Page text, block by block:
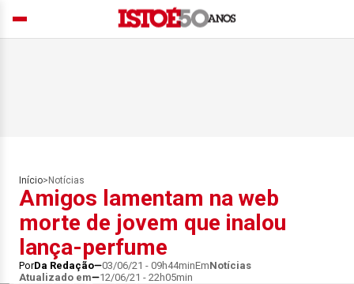
Início> Notícias
Amigos lamentam na web
morte de jovem que inalou
lança-perfume
PorDa Redação 03/06/21 - 09h44minEmNotícias
Atualizado em
12/06/21 - 22h05min